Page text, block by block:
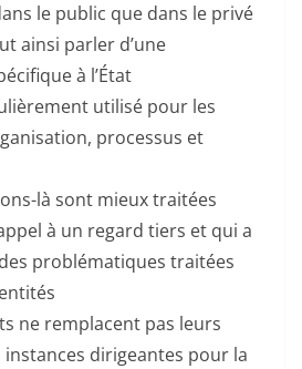
le public que dans le privé
ainsi parler d’une
à l’État
utilisé pour les
processus et
là sont mieux traitées
à un regard tiers et qui a
problématiques traitées
ne remplacent pas leurs
dirigeantes pour la